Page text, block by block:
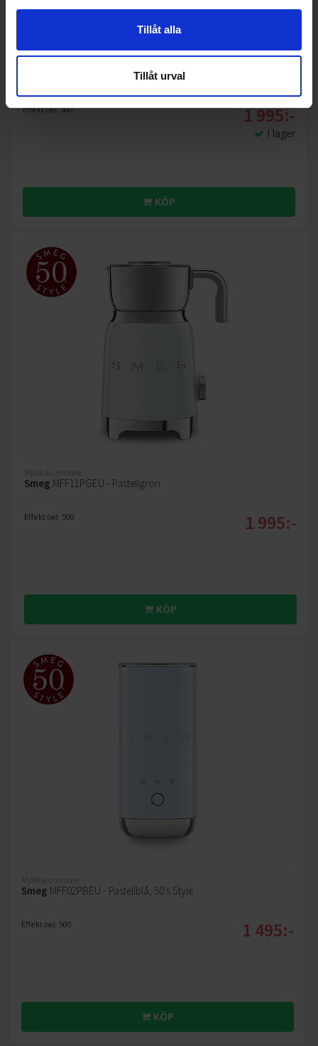
Tillåt alla
Tillåt urval
Effekt (w): 500 1 995:-
I lager
KÖP
Mjölkskummare
Smeg MFF11PGEU - Pastellgrön
Effekt (w): 500 1 995:-
KÖP
Mjölkskummare
Smeg MFF02PBEU - Pastellblå, 50's Style
Effekt (w): 500 1 495:-
KÖP